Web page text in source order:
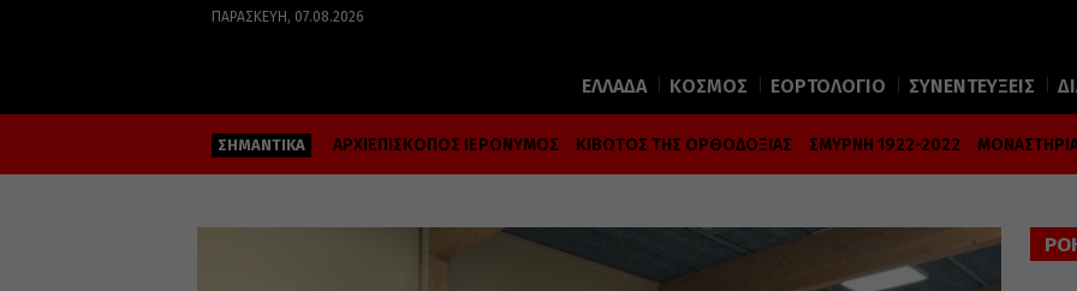
ΠΑΡΑΣΚΕΥΉ, 07.08.2026
ΕΛΛΑΔΑ ΚΟΣΜΟΣ ΕΟΡΤΟΛΟΓΙΟ ΣΥΝΕΝΤΕΥΞΕΙΣ
ΣΗΜΑΝΤΙΚΑ ΑΡΧΙΕΠΙΣΚΟΠΟΣ ΙΕΡΩΝΥΜΟΣ ΚΙΒΩΤΟΣ ΤΗΣ ΟΡΘΟΔΟΞΙΑΣ ΣΜΥΡΝΗ 1922-2022